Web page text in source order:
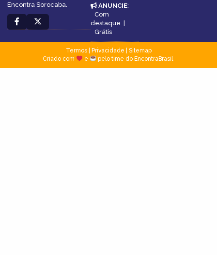
Encontra Sorocaba.
ANUNCIE:
Com
destaque |
Grátis
Termos| Privacidade
Sitemap
Criado com
e pelo time do EncontraBrasil